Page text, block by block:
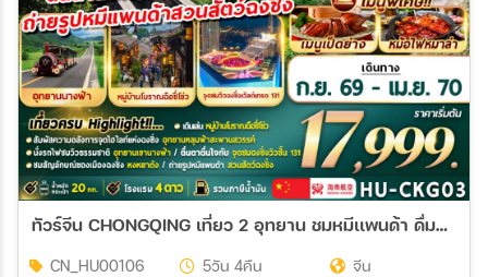
ทัวร์จีน CHONGQING เที่ยว 2 อุทยาน ชมหมีเเพนด้า ดื่มด่ำวิวฉงชิ่งยามค่ำคืน 5วัน 4คืน (HU)
CN_HU00106 5วัน 4คืน
จีน